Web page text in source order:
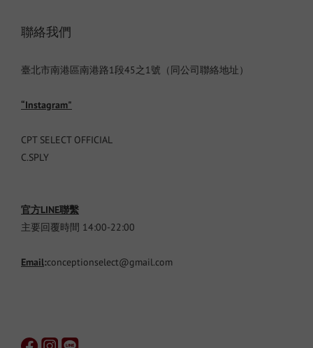
聯絡我們
臺北市南港區南港路1段45之1號（同公司聯絡地址）
“Instagram"
CPT SELECT OFFICIAL
C.SPLY
官方LINE聯繫
主要回覆時間 14:00-22:00
Email:conceptionselect@gmail.com